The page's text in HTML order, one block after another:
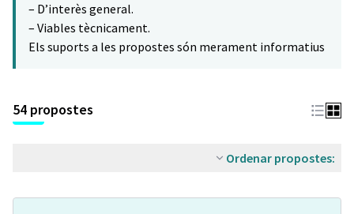
– D’interès general.
– Viables tècnicament.
Els suports a les propostes són merament informatius
54 propostes
Ordenar propostes: